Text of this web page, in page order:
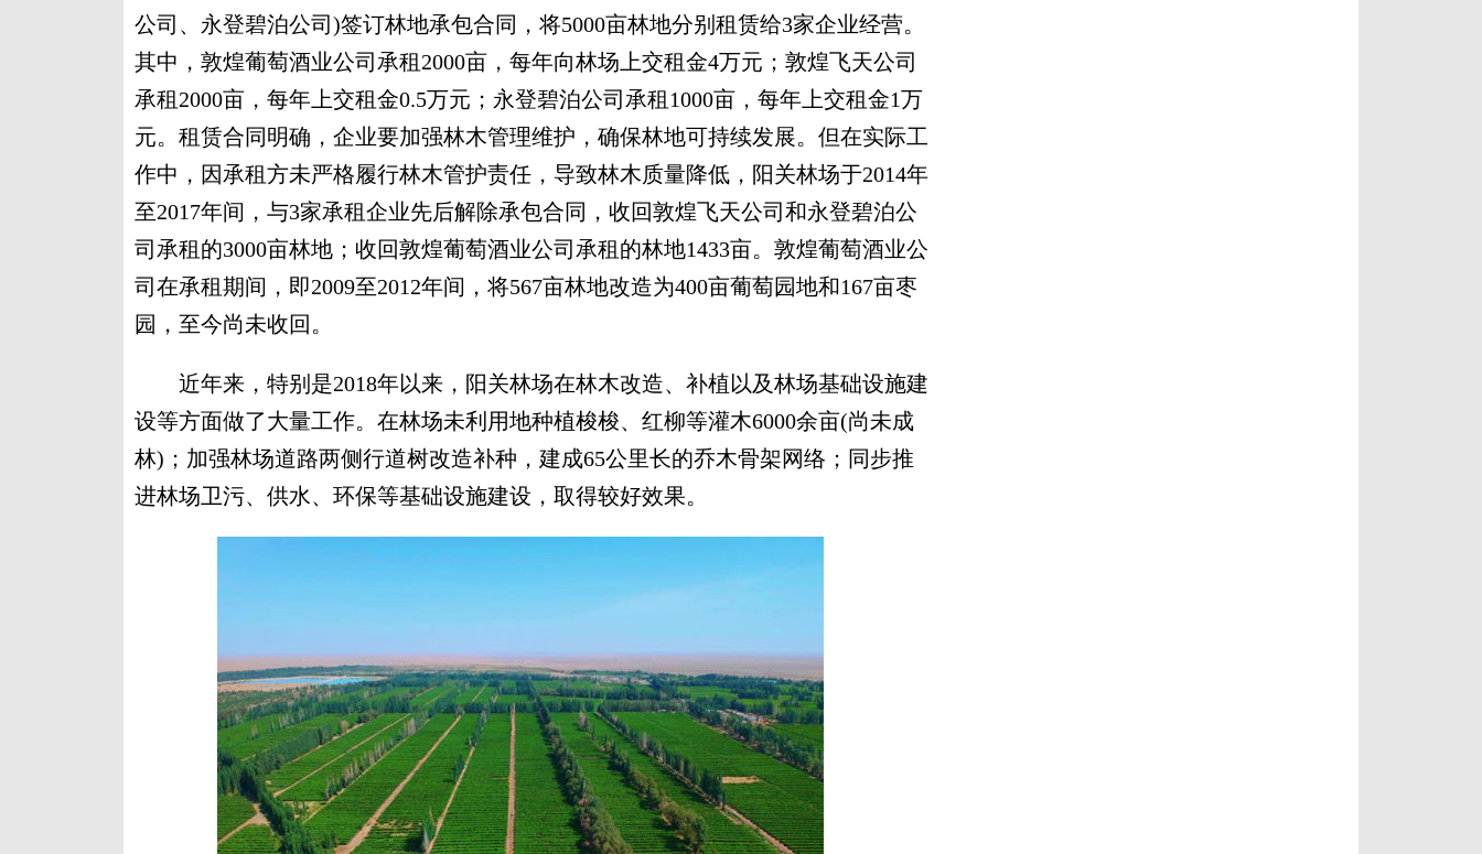
公司、永登碧泊公司)签订林地承包合同，将5000亩林地分别租赁给3家企业经营。
其中，敦煌葡萄酒业公司承租2000亩，每年向林场上交租金4万元；敦煌飞天公司
承租2000亩，每年上交租金0.5万元；永登碧泊公司承租1000亩，每年上交租金1万
元。租赁合同明确，企业要加强林木管理维护，确保林地可持续发展。但在实际工
作中，因承租方未严格履行林木管护责任，导致林木质量降低，阳关林场于2014年
至2017年间，与3家承租企业先后解除承包合同，收回敦煌飞天公司和永登碧泊公
司承租的3000亩林地；收回敦煌葡萄酒业公司承租的林地1433亩。敦煌葡萄酒业公
司在承租期间，即2009至2012年间，将567亩林地改造为400亩葡萄园地和167亩枣
园，至今尚未收回。
近年来，特别是2018年以来，阳关林场在林木改造、补植以及林场基础设施建
设等方面做了大量工作。在林场未利用地种植梭梭、红柳等灌木6000余亩(尚未成
林)；加强林场道路两侧行道树改造补种，建成65公里长的乔木骨架网络；同步推
进林场卫污、供水、环保等基础设施建设，取得较好效果。